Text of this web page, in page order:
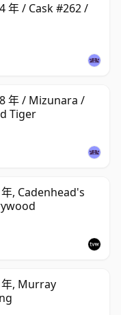
年 / Cask #262 /
年 / Mizunara /
Tiger
, Cadenhead's
, Murray